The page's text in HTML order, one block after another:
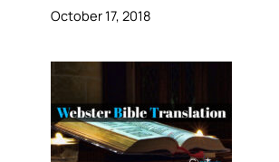
October 17, 2018